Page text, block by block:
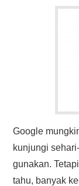
HASIL
Google
kunjungi
gunakan.
tahu, banyak